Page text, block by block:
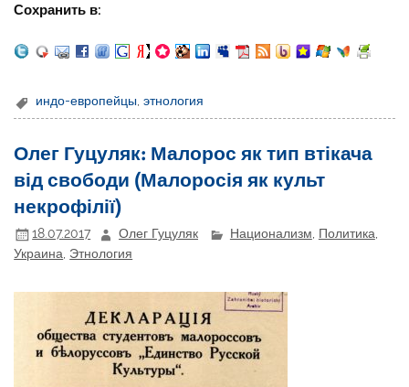
Сохранить в:
индо-европейцы,этнология
Олег Гуцуляк: Малорос як тип втікача
від свободи (Малоросія як культ
некрофілії)
18.07.2017 Олег Гуцуляк Национализм, Политика,
Украина Этнология